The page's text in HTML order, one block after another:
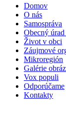
Domov
O nás
Samospráva
Obecný
Život v obci
Záujmové
Mikroregión
Galérie
Vox populi
Odporúčame
Kontakty